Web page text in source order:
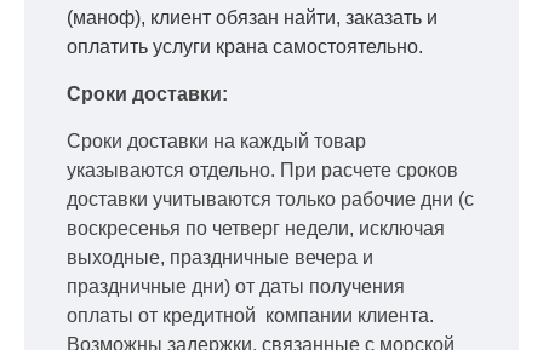
(маноф), клиент обязан найти, заказать и
оплатить услуги крана самостоятельно.
Сроки доставки:
Сроки доставки на каждый товар
указываются отдельно. При расчете сроков
доставки учитываются только рабочие дни (с
воскресенья по четверг недели, исключая
выходные, праздничные вечера и
праздничные дни) от даты получения
оплаты от кредитной компании клиента.
Возможны задержки, связанные с морской